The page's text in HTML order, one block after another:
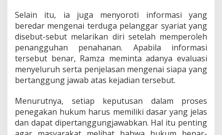
Selain itu, ia juga menyoroti informasi yang
beredar mengenai terduga pelanggar syariat yang
disebut-sebut melarikan diri setelah memperoleh
penangguhan penahanan. Apabila informasi
tersebut benar, Ramza meminta adanya evaluasi
menyeluruh serta penjelasan mengenai siapa yang
bertanggung jawab atas kejadian tersebut.
Menurutnya, setiap keputusan dalam proses
penegakan hukum harus memiliki dasar yang jelas
dan dapat dipertanggungjawabkan. Hal itu penting